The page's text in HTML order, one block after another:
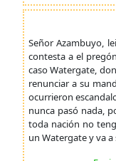
Señor Azambuyo,
contesta a el
caso Watergate,
renunciar a su
ocurrieron
nunca pasó nada,
toda nación no
un Watergate y va